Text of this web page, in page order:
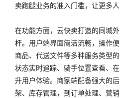
卖跑腿业务的准入门槛，让更多人
在功能方面，云快卖打造的同城
杆。用户端界面简洁流畅，操作
商品、代送文件等多种服务类型
状态实时追踪、骑手位置查看、
升用户体验。商家端配备强大的
架、库存管理，到订单处理、营